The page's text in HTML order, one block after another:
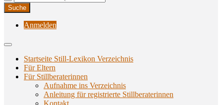
Anmelden
Startseite Still-Lexikon Verzeichnis
Für Eltern
Für Stillberaterinnen
Aufnahme ins Verzeichnis
Anlei­tung für regis­trier­te Stillberaterinnen
Kon­takt